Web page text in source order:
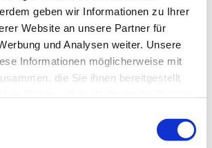
geben wir Informationen zu Ihrer
Website an unsere Partner für
und Analysen weiter. Unsere
Informationen möglicherweise mit
die Sie ihnen bereitgestellt